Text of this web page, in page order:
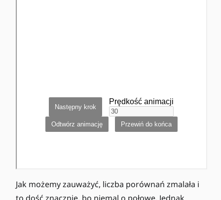
Jak możemy zauważyć, liczba porównań zmalała i